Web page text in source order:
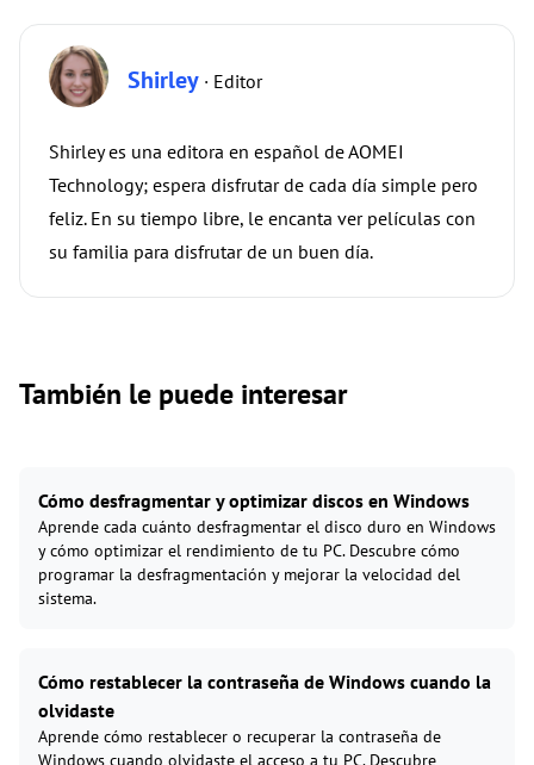
Shirley · Editor
Shirley es una editora en español de AOMEI
Technology; espera disfrutar de cada día simple pero
feliz. En su tiempo libre, le encanta ver películas con
su familia para disfrutar de un buen día.
También le puede interesar
Cómo desfragmentar y optimizar discos en Windows
Aprende cada cuánto desfragmentar el disco duro en Windows
y cómo optimizar el rendimiento de tu PC. Descubre cómo
programar la desfragmentación y mejorar la velocidad del
sistema.
Cómo restablecer la contraseña de Windows cuando la
olvidaste
Aprende cómo restablecer o recuperar la contraseña de